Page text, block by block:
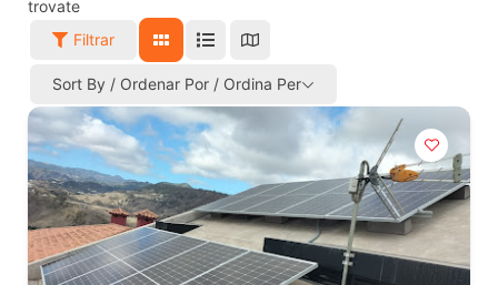
trovate
Filtrar
Sort By / Ordenar Por / Ordina Per